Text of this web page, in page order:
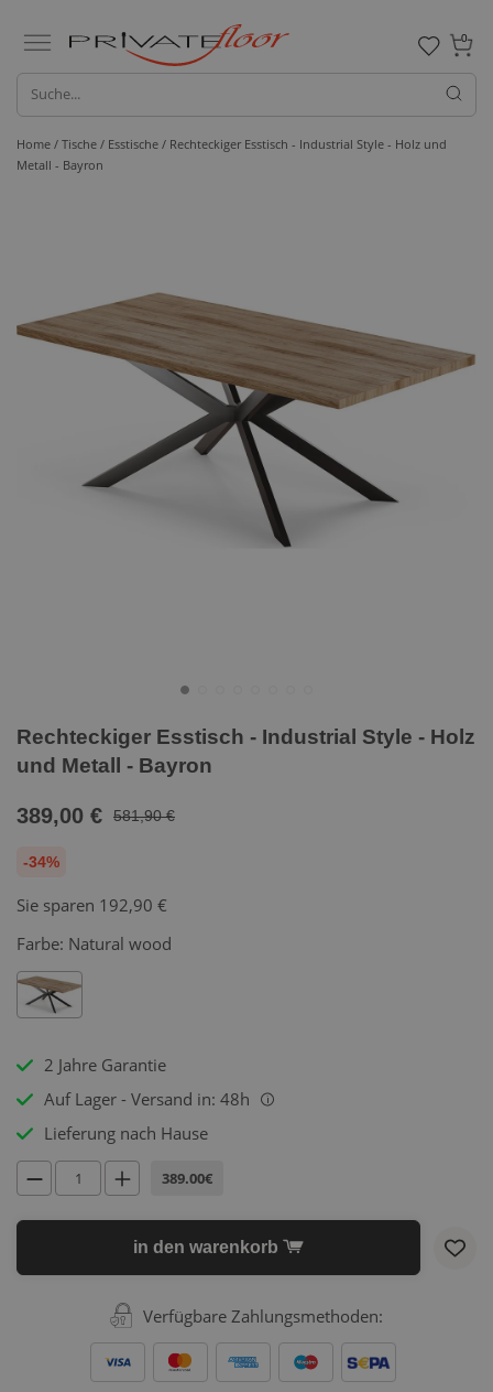
0
Home / Tische / Esstische / Rechteckiger Esstisch - Industrial Style - Holz und
Metall - Bayron
Rechteckiger Esstisch - Industrial Style - Holz
und Metall - Bayron
389,00 € 581,90 €
-34%
Sie sparen 192,90 €
Farbe: Natural wood
2 Jahre Garantie
Auf Lager - Versand in: 48h
i
Lieferung nach Hause
389.00€
in den warenkorb
Verfügbare Zahlungsmethoden: